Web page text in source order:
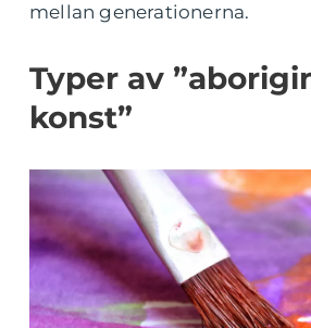
mellan generationerna.
Typer av
konst”